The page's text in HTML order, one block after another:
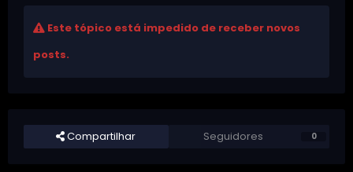
Este tópico está impedido de receber novos
posts.
Compartilhar Seguidores 0